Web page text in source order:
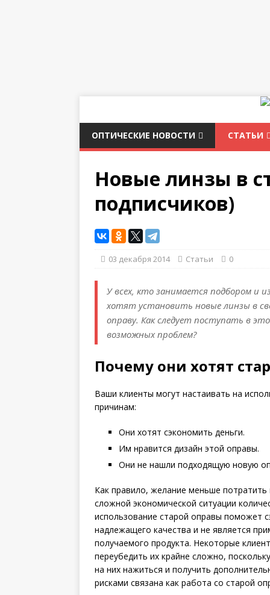
ОПТИЧЕСКИЕ НОВОСТИ СТАТЬИ
Новые линзы в
подписчиков)
03 декабря 2014 Статьи 0
У всех, кто занимается подбором и
хотят установить новые линзы в
оправу. Как следует поступать в
возможных проблем?
Почему они хотят
Ваши клиенты могут настаивать на
причинам:
Они хотят сэкономить деньги.
Им нравится дизайн этой оправы.
Они не нашли подходящую новую
Как правило, желание меньше
сложной экономической ситуации
использование старой оправы поможет
надлежащего качества и не является
получаемого продукта. Некоторые
переубедить их крайне сложно,
на них нажиться и получить
рисками связана как работа со старой